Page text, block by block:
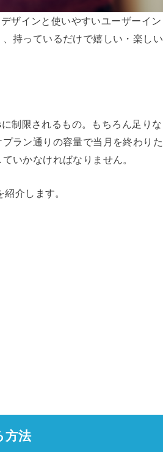
ザインと使いやすいユーザーイン
持っているだけで嬉しい・楽しい
制限されるもの。もちろん足りな
ラン通りの容量で当月を終わりた
いかなければなりません。
介します。
方法